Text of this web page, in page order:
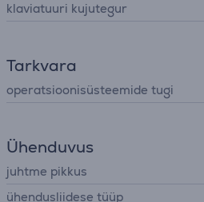
klaviatuuri kujutegur
Tarkvara
operatsioonisüsteemide tugi
Ühenduvus
juhtme pikkus
ühendusliidese tüüp